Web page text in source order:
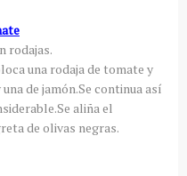
rodajas.
una rodaja de tomate y
de jamón.Se continua así
aliña el
de olivas negras.